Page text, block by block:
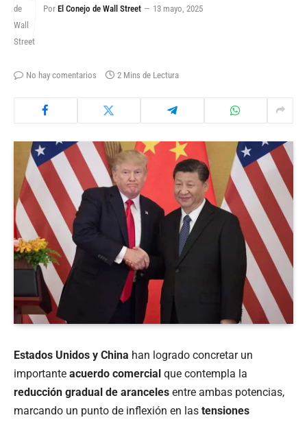
Por El Conejo de Wall Street 13 mayo, 2025
No hay comentarios 2 Mins de Lectura
Estados Unidos y China han logrado concretar un
importante acuerdo comercial que contempla la
reducción gradual de aranceles entre ambas potencias,
marcando un punto de inflexión en las tensiones